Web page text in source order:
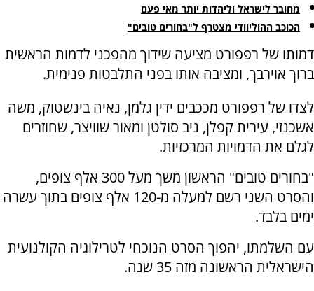
מחובר לישראל וליהדות יותר מאי פעם
הכוכב ההוליוודי מצטרף ל"בחורים טובים"
דמותו של רפפורט מציעה שידוך מהפכני לדמות הראשית
ברוך אוירבך, ומציבה אותו בפני התלבטות פנימית.
לצדו של רפפורט מככבים ידין גלמן, נאיה בינשטוק, משה
אשכנזי, עירית קפלן, ניב סולטן ומאור שוויצר, שחוזרים
לגלם את הדמויות המרכזיות.
"בחורים טובים" הראשון משך מעל 300 אלף צופים,
והסרט השני רשם למעלה מ-120 אלף צופים בתוך עשרה
ימים בלבד.
עם השלמתו, יהפוך הסרט הנוכחי לטרילוגיה הקולנועית
הישראלית הראשונה מזה 35 שנה.